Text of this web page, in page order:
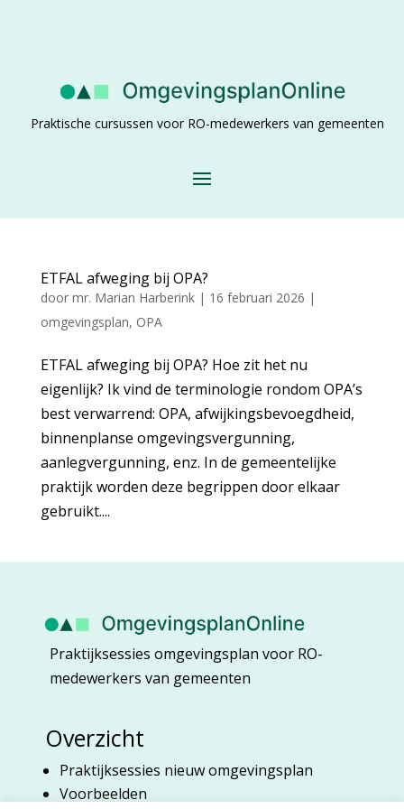
Praktische cursussen voor RO-medewerkers van gemeenten
ETFAL afweging bij OPA?
door mr. Marian Harberink| 16 februari 2026 |
omgevingsplan, OPA
ETFAL afweging bij OPA? Hoe zit het nu
eigenlijk? Ik vind de terminologie rondom OPA’s
best verwarrend: OPA, afwijkingsbevoegdheid,
binnenplanse omgevingsvergunning,
aanlegvergunning, enz. In de gemeentelijke
praktijk worden deze begrippen door elkaar
gebruikt....
Praktijksessies omgevingsplan voor RO-
medewerkers van gemeenten
Overzicht
Praktijksessies nieuw omgevingsplan
Voorbeelden